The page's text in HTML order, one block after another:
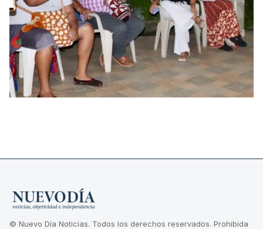
© Nuevo Día Noticias. Todos los derechos reservados. Prohibida